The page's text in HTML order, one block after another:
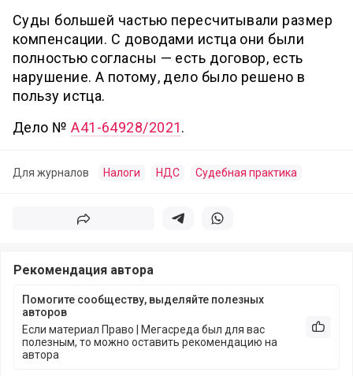
Суды большей частью пересчитывали размер
компенсации. С доводами истца они были
полностью согласны — есть договор, есть
нарушение. А потому, дело было решено в
пользу истца.
Дело №А41-64928/2021.
Для журналов Налоги НДС Судебная практика
Поделиться Поделиться в телеграм
Поделиться в whatsapp
Рекомендация автора
Помогите сообществу, выделяйте полезных
авторов
Если материал Право | Мегасреда был для вас
полезным, то можно оставить рекомендацию на
автора